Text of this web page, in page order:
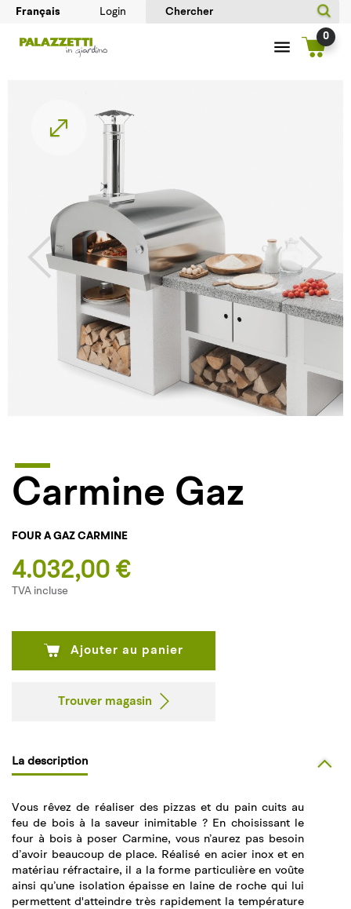
Login
0
Carmine Gaz
FOUR A GAZ CARMINE
4.032,00 €
TVA incluse
Ajouter au panier
Trouver magasin
La description
Vous rêvez de réaliser des pizzas et du pain cuits au
feu de bois à la saveur inimitable ? En choisissant le
four à bois à poser Carmine, vous n’aurez pas besoin
d’avoir beaucoup de place. Réalisé en acier inox et en
matériau réfractaire, il a la forme particulière en voûte
ainsi qu’une isolation épaisse en laine de roche qui lui
permettent d'atteindre très rapidement la température